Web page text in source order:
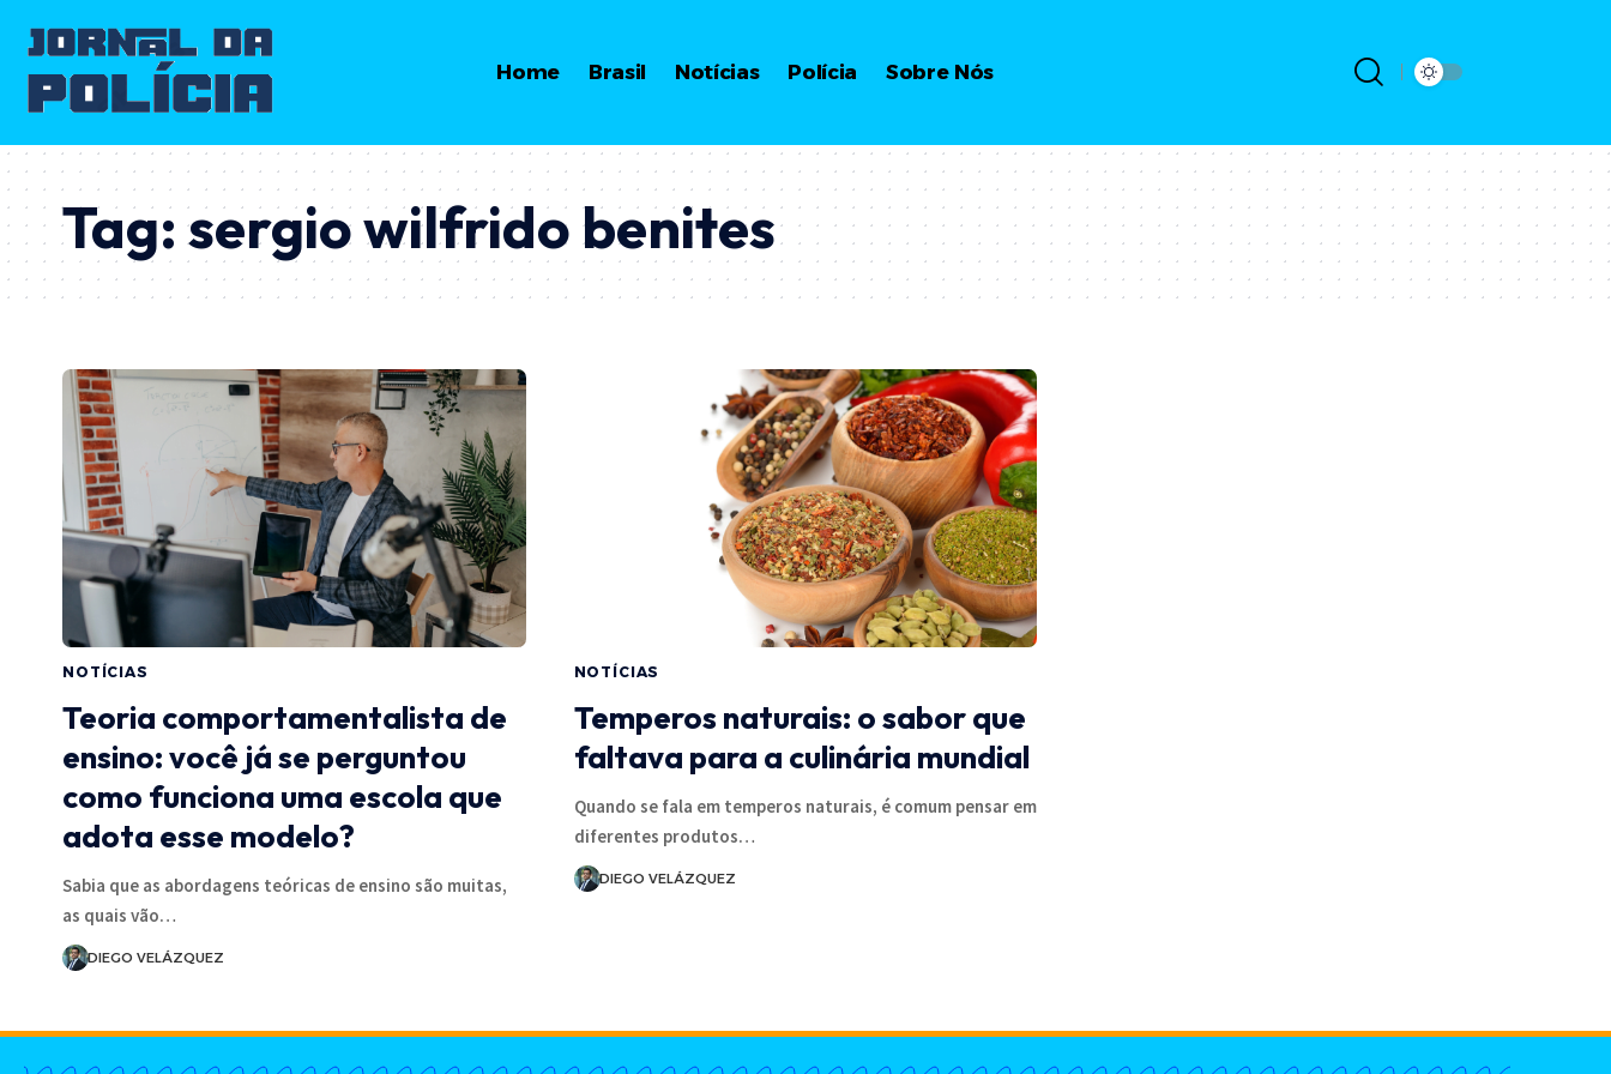
Home Brasil Notícias Polícia Sobre Nós
Tag:sergio wilfrido benites
NOTÍCIAS
Teoria comportamentalista de
ensino: você já se perguntou
como funciona uma escola que
adota esse modelo?
Sabia que as abordagens teóricas de ensino são muitas,
as quais vão…
DIEGO VELÁZQUEZ
NOTÍCIAS
Temperos naturais: o sabor que
faltava para a culinária mundial
Quando se fala em temperos naturais, é comum pensar em
diferentes produtos…
DIEGO VELÁZQUEZ